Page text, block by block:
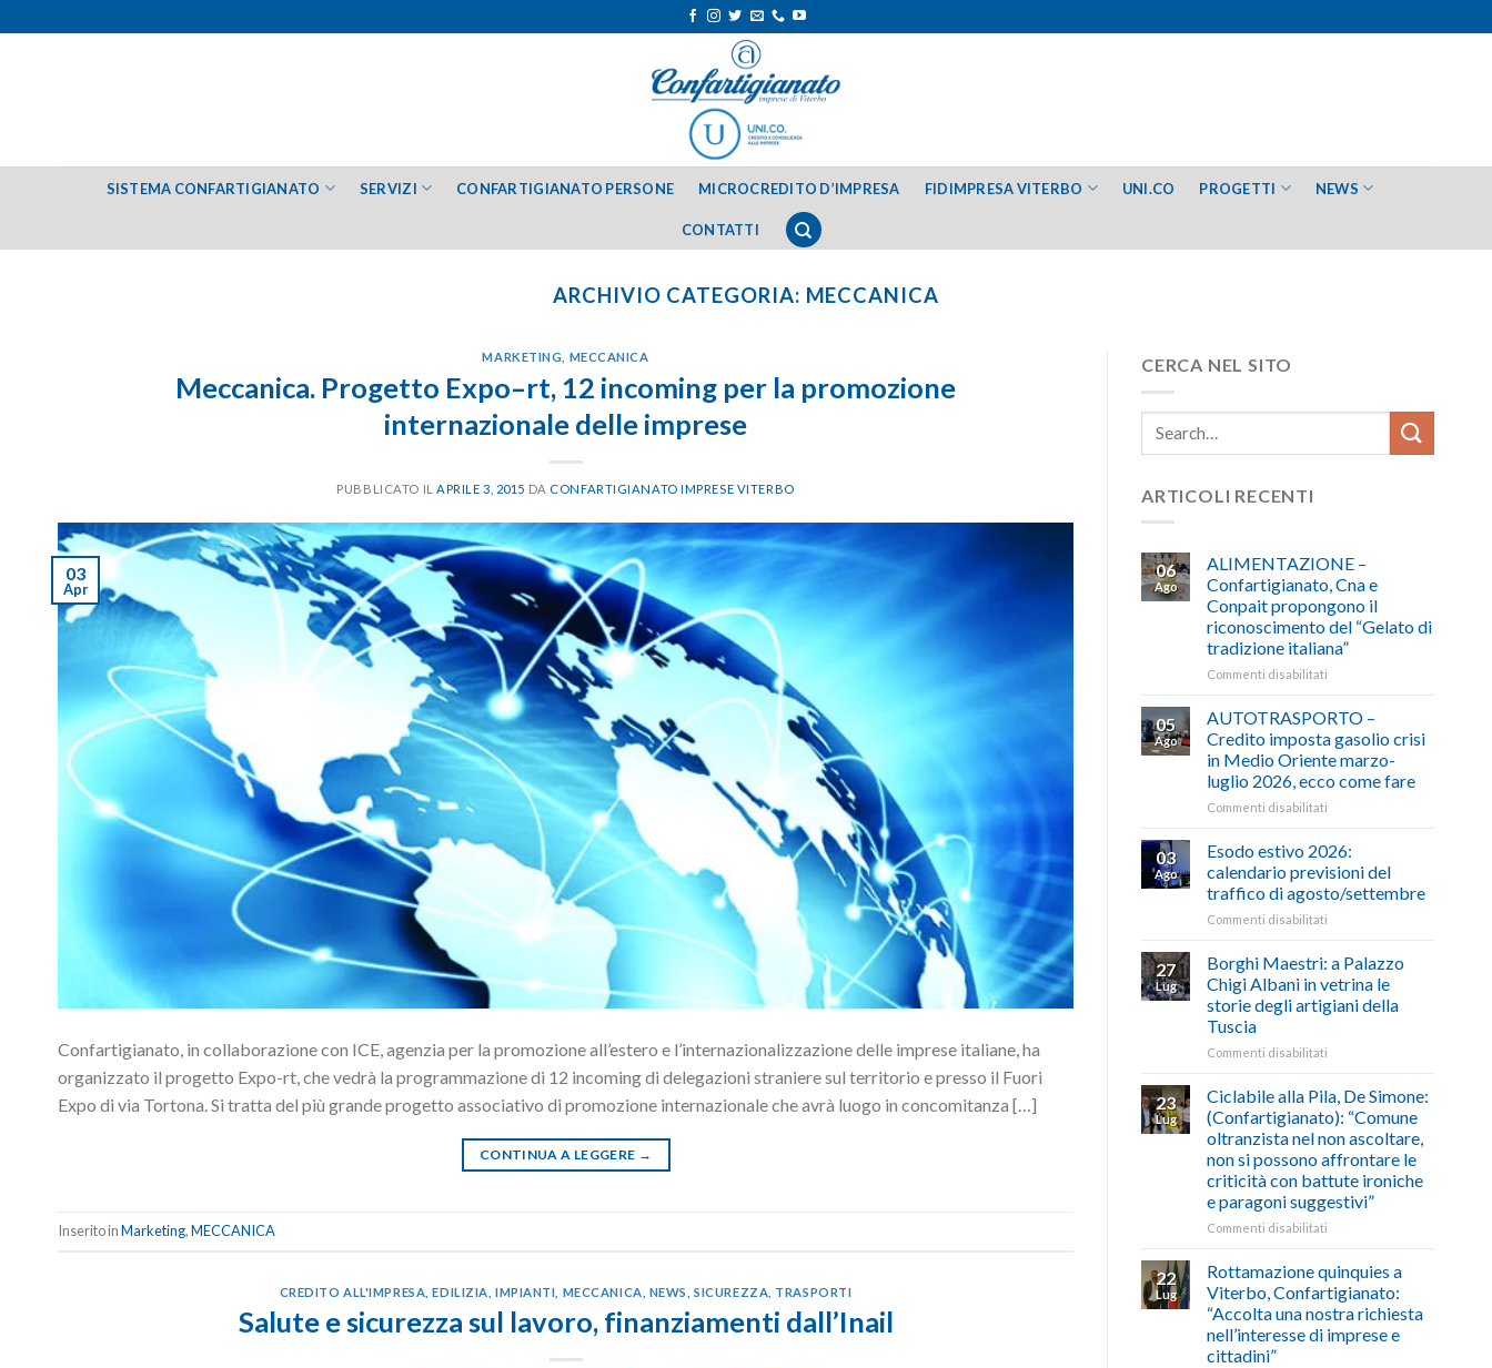
ai
SISTEMA CONFARTIGIANATO SERVIZI CONFARTIGIANATO PERSONE MICROCREDITO D’IMPRESA FIDIMPRESA VITERBO UNI.CO PROGETTI NEWS
CONTATTI
ARCHIVIO CATEGORIA: MECCANICA
MARKETING MECCANICA
Meccanica. Progetto Expo–rt, 12 incoming per la promozione
internazionale delle imprese
PUBBLICATO ILAPRILE 3, 2015 DA CONFARTIGIANATO IMPRESE VITERBO
03
Apr
Confartigianato, in collaborazione con ICE, agenzia per la promozione all’estero e l’internazionalizzazione delle imprese italiane, ha
organizzato il progetto Expo-rt, che vedrà la programmazione di 12 incoming di delegazioni straniere sul territorio e presso il Fuori
Expo di via Tortona. Si tratta del più grande progetto associativo di promozione internazionale che avrà luogo in concomitanza […]
CONTINUA A LEGGERE →
Inserito inMarketing,MECCANICA
CREDITO ALL'IMPRESA ,EDILIZIA IMPIANTI MECCANICA NEWS ,SICUREZZA TRASPORTI
Salute e sicurezza sul lavoro, finanziamenti dall’Inail
CERCA NEL SITO
ARTICOLI RECENTI
06
Ago
ALIMENTAZIONE –
Confartigianato, Cna e
Conpait propongono il
riconoscimento del “Gelato di
tradizione italiana”
Commenti disabilitati
–
Cna
e
Conpait
riconoscimento
del
“Gelato
di
05
Ago
AUTOTRASPORTO –
Credito imposta gasolio crisi
in Medio Oriente marzo-
luglio 2026, ecco come fare
Commenti disabilitati
–
imposta
gasolio
Medio
Oriente
marzo-
luglio
fare
03
Ago
Esodo estivo 2026:
calendario previsioni del
traffico di agosto/settembre
Commenti disabilitati
estivo
calendario
previsioni
agosto/settembre
27
Lug
Borghi Maestri: a Palazzo
Chigi Albani in vetrina le
storie degli artigiani della
Tuscia
Commenti disabilitati
Maestri:
Palazzo
Chigi
Albani
in
vetrina
artigiani
della
Tuscia
23
Lug
Ciclabile alla Pila, De Simone:
(Confartigianato): “Comune
oltranzista nel non ascoltare,
non si possono affrontare le
criticità con battute ironiche
e paragoni suggestivi”
Commenti disabilitati
alla
Pila,
De
Simone:
(Confartigianato):
22
Lug
Rottamazione quinquies a
Viterbo, Confartigianato:
“Accolta una nostra richiesta
nell’interesse di imprese e
cittadini”